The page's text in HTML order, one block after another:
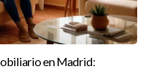
en Madrid: